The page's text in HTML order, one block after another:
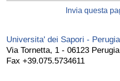
Invia questa
Universita' dei Sapori -
Via Tornetta, 1 - 06123
Fax +39.075.5734611